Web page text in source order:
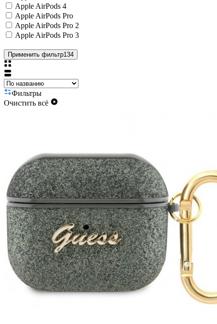
Apple AirPods 4
Apple AirPods Pro
Apple AirPods Pro 2
Apple AirPods Pro 3
Применить фильтр134
Фильтры
Очистить всё